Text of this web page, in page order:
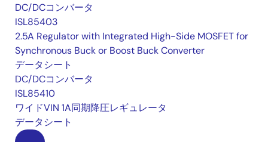
DC/DCコンバータ
ISL85403
2.5A Regulator with Integrated High-Side MOSFET for
Synchronous Buck or Boost Buck Converter
データシート
DC/DCコンバータ
ISL85410
ワイドVIN 1A同期降圧レギュレータ
データシート